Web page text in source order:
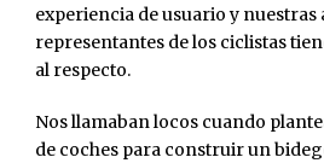
experiencia de usuario y nuestras
representantes de los ciclistas
al respecto.
Nos llamaban locos cuando
de coches para construir un